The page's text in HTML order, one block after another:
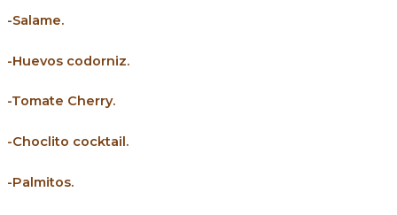
-Salame.
-Huevos codorniz.
-Tomate Cherry.
-Choclito cocktail.
-Palmitos.